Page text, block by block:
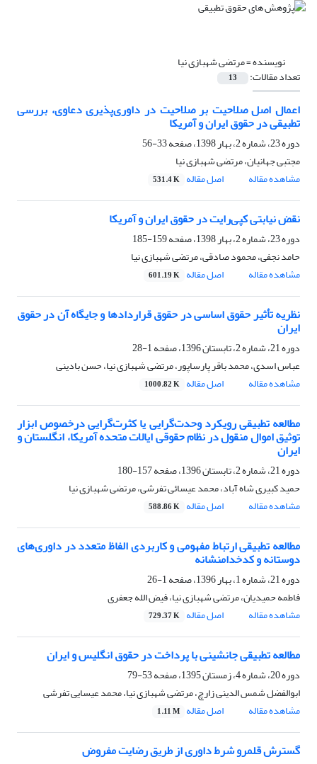
نویسنده =مرتضی شهبازی نیا
تعداد مقالات: 13
اعمال اصل صلاحیت بر صلاحیت در داوری‌پذیری دعاوی، بررسی
تطبیقی در حقوق ایران و آمریکا
دوره 23، شماره 2، بهار 1398، صفحه
33-56
مجتبی جهانیان، مرتضی شهبازی نیا
مشاهده مقاله
اصل مقاله 531.4 K
نقض نیابتی کپی‌رایت در حقوق ایران و آمریکا
دوره 23، شماره 2، بهار 1398، صفحه
159-185
حامد نجفی، محمود صادقی، مرتضی شهبازی نیا
مشاهده مقاله
اصل مقاله 601.19 K
نظریه تأثیر حقوق اساسی در حقوق قراردادها و جایگاه آن در حقوق
ایران
دوره 21، شماره 2، تابستان 1396، صفحه
1-28
عباس اسدی، محمد باقر پارساپور، مرتضی شهبازی نیا، حسن بادینی
مشاهده مقاله
اصل مقاله 1000.82 K
مطالعه تطبیقی رویکرد وحدت‌گرایی یا کثرت‌گرایی درخصوص ابزار
توثیق اموال منقول در نظام حقوقی ایالات متحده آمریکا، انگلستان و
ایران
دوره 21، شماره 2، تابستان 1396، صفحه
157-180
حمید کبیری شاه آباد، محمد عیسائی تفرشی، مرتضی شهبازی نیا
مشاهده مقاله
اصل مقاله 588.86 K
مطالعه تطبیقی ارتباط مفهومی و کاربردی الفاظ متعدد در داوری‌های
دوستانه و کدخدامنشانه
دوره 21، شماره 1، بهار 1396، صفحه
1-26
فاطمه حمیدیان، مرتضی شهبازی نیا، فیض الله جعفری
مشاهده مقاله
اصل مقاله 729.37 K
مطالعه تطبیقی جانشینی با پرداخت در حقوق انگلیس و ایران
دوره 20، شماره 4، زمستان 1395، صفحه
53-79
ابوالفضل شمس الدینی زارچ، مرتضی شهبازی نیا، محمد عیسایی تفرشی
مشاهده مقاله
اصل مقاله 1.11 M
گسترش قلمرو شرط داوری از طریق رضایت مفروض